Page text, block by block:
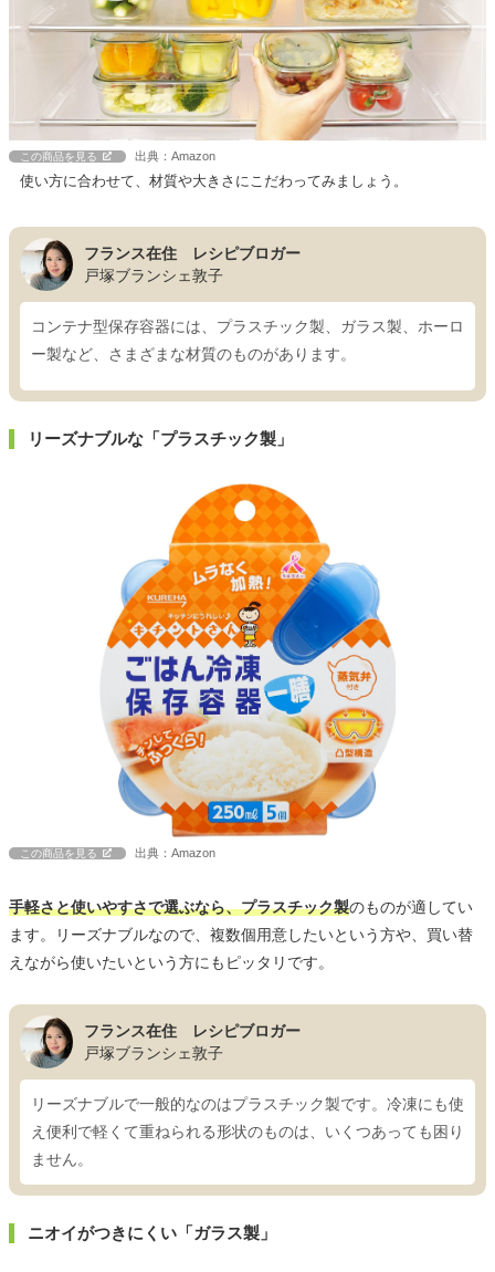
この商品を見る 出典：Amazon
使い方に合わせて、材質や大きさにこだわってみましょう。
フランス在住 レシピブロガー
戸塚ブランシェ敦子
コンテナ型保存容器には、プラスチック製、ガラス製、ホーロ
ー製など、さまざまな材質のものがあります。
リーズナブルな「プラスチック製」
この商品を見る 出典：Amazon
手軽さと使いやすさで選ぶなら、プラスチック製のものが適してい
ます。リーズナブルなので、複数個用意したいという方や、買い替
えながら使いたいという方にもピッタリです。
フランス在住 レシピブロガー
戸塚ブランシェ敦子
リーズナブルで一般的なのはプラスチック製です。冷凍にも使
え便利で軽くて重ねられる形状のものは、いくつあっても困り
ません。
ニオイがつきにくい「ガラス製」